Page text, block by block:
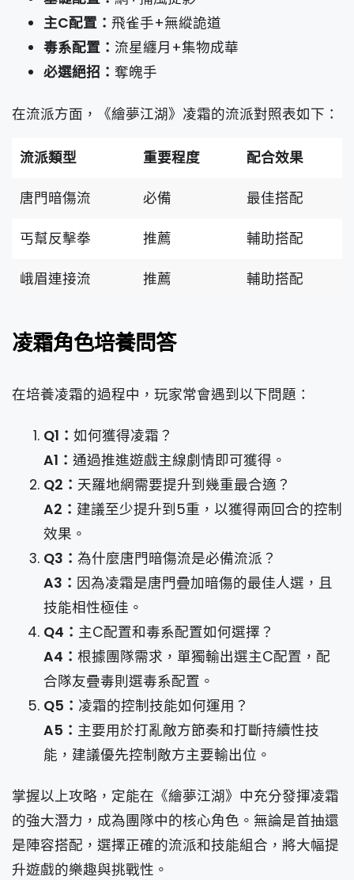
主C配置： 飛雀手+無縱詭道
毒系配置： 流星纏月+集物成華
必選絕招： 奪魄手
在流派方面，《繪夢江湖》凌霜的流派對照表如下：
流派類型 重要程度 配合效果
唐門暗傷流 必備 最佳搭配
丐幫反擊拳 推薦 輔助搭配
峨眉連接流 推薦 輔助搭配
凌霜角色培養問答
在培養凌霜的過程中，玩家常會遇到以下問題：
Q1： 如何獲得凌霜？
A1： 通過推進遊戲主線劇情即可獲得。
Q2： 天羅地網需要提升到幾重最合適？
A2： 建議至少提升到5重，以獲得兩回合的控制
效果。
Q3： 為什麼唐門暗傷流是必備流派？
A3： 因為凌霜是唐門疊加暗傷的最佳人選，且
技能相性極佳。
Q4： 主C配置和毒系配置如何選擇？
A4： 根據團隊需求，單獨輸出選主C配置，配
合隊友疊毒則選毒系配置。
Q5： 凌霜的控制技能如何運用？
A5： 主要用於打亂敵方節奏和打斷持續性技
能，建議優先控制敵方主要輸出位。
掌握以上攻略，定能在《繪夢江湖》中充分發揮凌霜
的強大潛力，成為團隊中的核心角色。無論是首抽還
是陣容搭配，選擇正確的流派和技能組合，將大幅提
升遊戲的樂趣與挑戰性。